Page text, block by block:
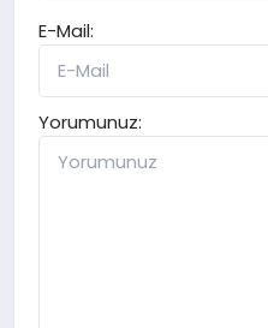
E-Mail:
Yorumunuz: